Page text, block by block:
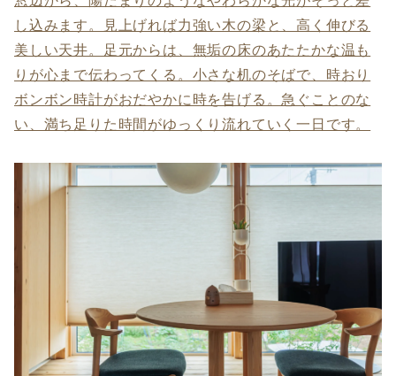
し込みます。見上げれば力強い木の梁と、高く伸びる
美しい天井。足元からは、無垢の床のあたたかな温も
りが心まで伝わってくる。小さな机のそばで、時おり
ボンボン時計がおだやかに時を告げる。急ぐことのな
い、満ち足りた時間がゆっくり流れていく一日です。